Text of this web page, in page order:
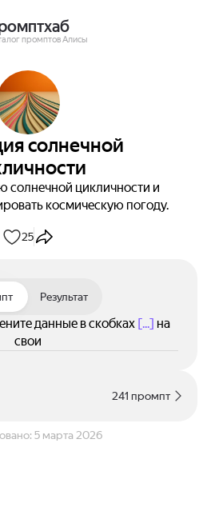
промптов Алисы
солнечной
солнечной цикличности и
космическую погоду.
25
Результат
данные в скобках [...] на
свои
241 промпт
5 марта 2026